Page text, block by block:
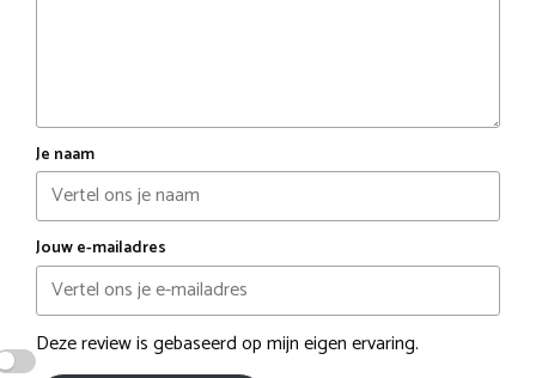
Je naam
Jouw e-mailadres
Deze review is gebaseerd op mijn eigen ervaring.